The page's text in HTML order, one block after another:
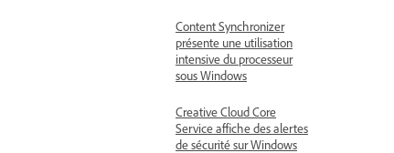
Content Synchronizer
présente une utilisation
intensive du processeur
sous Windows
Creative Cloud Core
Service affiche des alertes
de sécurité sur Windows